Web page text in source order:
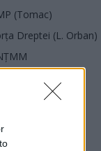
(Tomac)
Dreptei (L. Orban)
(Gavrilă)